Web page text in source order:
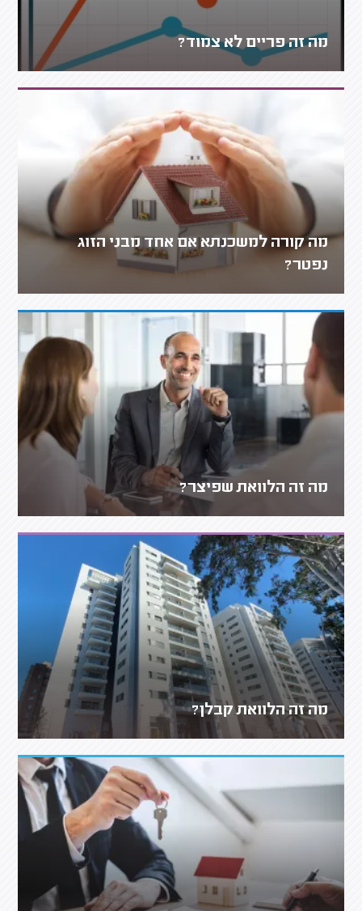
מה זה פריים לא צמוד?
מה קורה למשכנתא אם אחד מבני הזוג
נפטר?
מה זה הלוואת שפיצר?
מה זה הלוואת קבלן?